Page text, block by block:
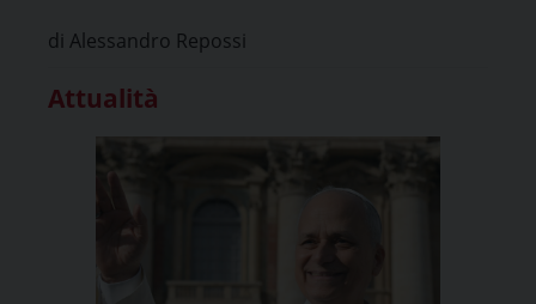
di Alessandro Repossi
Attualità